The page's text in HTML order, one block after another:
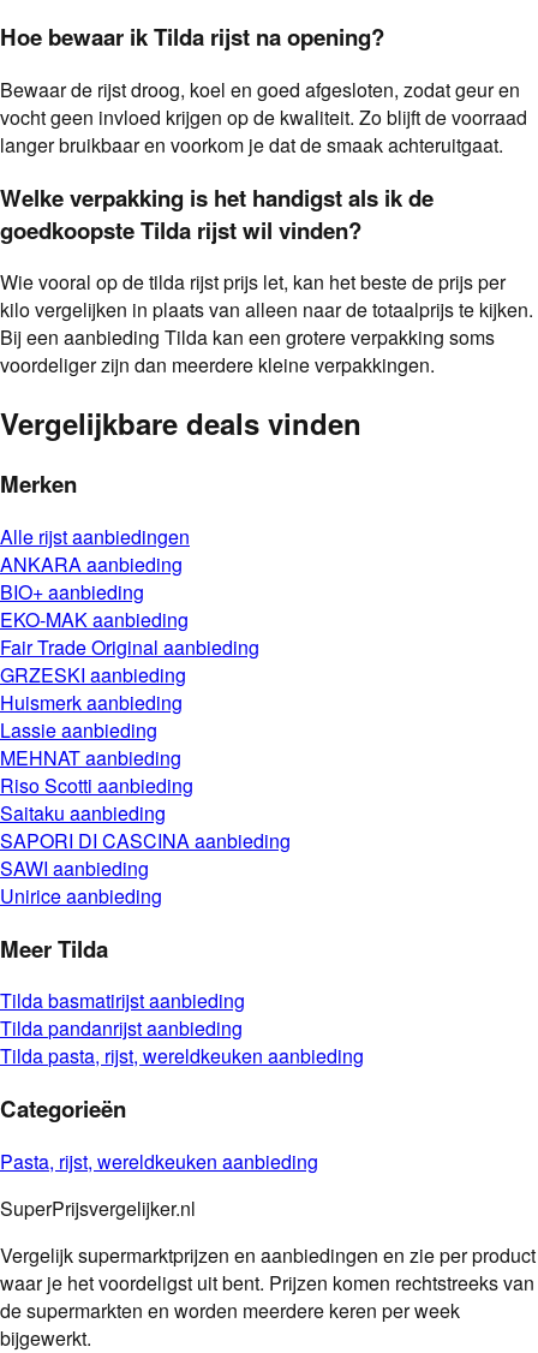
Hoe bewaar ik Tilda rijst na opening?
Bewaar de rijst droog, koel en goed afgesloten, zodat geur en
vocht geen invloed krijgen op de kwaliteit. Zo blijft de voorraad
langer bruikbaar en voorkom je dat de smaak achteruitgaat.
Welke verpakking is het handigst als ik de
goedkoopste Tilda rijst wil vinden?
Wie vooral op de tilda rijst prijs let, kan het beste de prijs per
kilo vergelijken in plaats van alleen naar de totaalprijs te kijken.
Bij een aanbieding Tilda kan een grotere verpakking soms
voordeliger zijn dan meerdere kleine verpakkingen.
Vergelijkbare deals vinden
Merken
Alle rijstaanbiedingen
ANKARAaanbieding
BIO+aanbieding
EKO-MAKaanbieding
Fair Trade Original aanbieding
GRZESKI aanbieding
Huismerkaanbieding
Lassieaanbieding
MEHNATaanbieding
Riso Scotti aanbieding
Saitaku aanbieding
SAPORI DI CASCINAaanbieding
SAWI aanbieding
Uniriceaanbieding
MeerTilda
Tildabasmatirijstaanbieding
Tildapandanrijstaanbieding
Tildapasta, rijst, wereldkeuken aanbieding
Categorieën
Pasta, rijst, wereldkeuken aanbieding
SuperPrijsvergelijker.nl
Vergelijk supermarktprijzen en aanbiedingen en zie per product
waar je het voordeligst uit bent. Prijzen komen rechtstreeks van
de supermarkten en worden meerdere keren per week
bijgewerkt.